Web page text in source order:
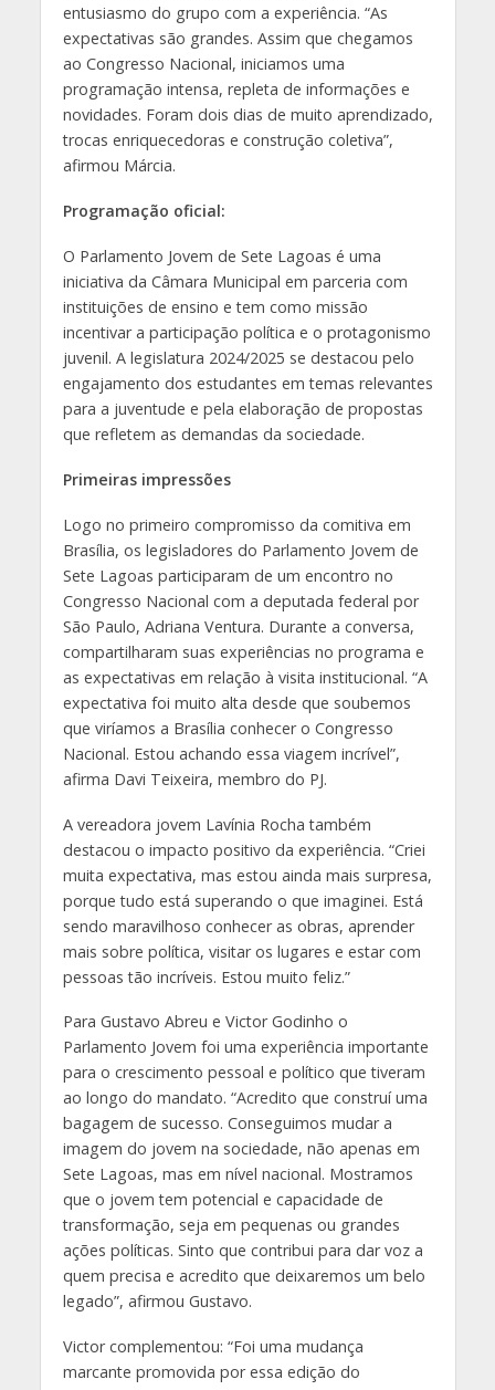
entusiasmo do grupo com a experiência. “As
expectativas são grandes. Assim que chegamos
ao Congresso Nacional, iniciamos uma
programação intensa, repleta de informações e
novidades. Foram dois dias de muito aprendizado,
trocas enriquecedoras e construção coletiva”,
afirmou Márcia.
Programação oficial:
O Parlamento Jovem de Sete Lagoas é uma
iniciativa da Câmara Municipal em parceria com
instituições de ensino e tem como missão
incentivar a participação política e o protagonismo
juvenil. A legislatura 2024/2025 se destacou pelo
engajamento dos estudantes em temas relevantes
para a juventude e pela elaboração de propostas
que refletem as demandas da sociedade.
Primeiras impressões
Logo no primeiro compromisso da comitiva em
Brasília, os legisladores do Parlamento Jovem de
Sete Lagoas participaram de um encontro no
Congresso Nacional com a deputada federal por
São Paulo, Adriana Ventura. Durante a conversa,
compartilharam suas experiências no programa e
as expectativas em relação à visita institucional. “A
expectativa foi muito alta desde que soubemos
que viríamos a Brasília conhecer o Congresso
Nacional. Estou achando essa viagem incrível”,
afirma Davi Teixeira, membro do PJ.
A vereadora jovem Lavínia Rocha também
destacou o impacto positivo da experiência. “Criei
muita expectativa, mas estou ainda mais surpresa,
porque tudo está superando o que imaginei. Está
sendo maravilhoso conhecer as obras, aprender
mais sobre política, visitar os lugares e estar com
pessoas tão incríveis. Estou muito feliz.”
Para Gustavo Abreu e Victor Godinho o
Parlamento Jovem foi uma experiência importante
para o crescimento pessoal e político que tiveram
ao longo do mandato. “Acredito que construí uma
bagagem de sucesso. Conseguimos mudar a
imagem do jovem na sociedade, não apenas em
Sete Lagoas, mas em nível nacional. Mostramos
que o jovem tem potencial e capacidade de
transformação, seja em pequenas ou grandes
ações políticas. Sinto que contribui para dar voz a
quem precisa e acredito que deixaremos um belo
legado”, afirmou Gustavo.
Victor complementou: “Foi uma mudança
marcante promovida por essa edição do